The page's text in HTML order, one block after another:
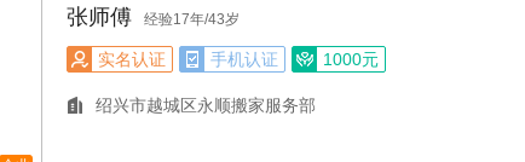
张师傅 经验17年/43岁
实名认证 手机认证 1000元
绍兴市越城区永顺搬家服务部